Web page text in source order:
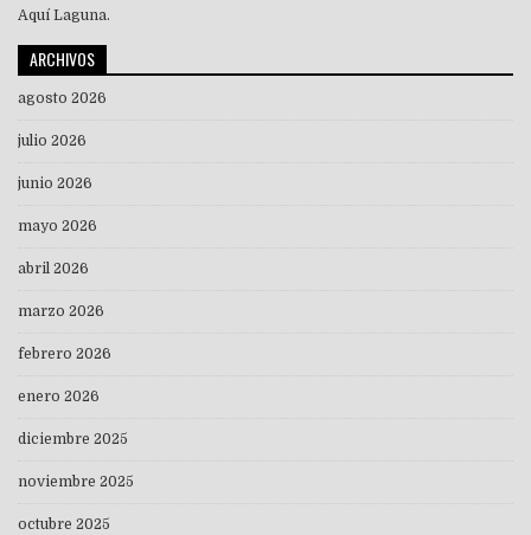
Aquí Laguna.
ARCHIVOS
agosto 2026
julio 2026
junio 2026
mayo 2026
abril 2026
marzo 2026
febrero 2026
enero 2026
diciembre 2025
noviembre 2025
octubre 2025